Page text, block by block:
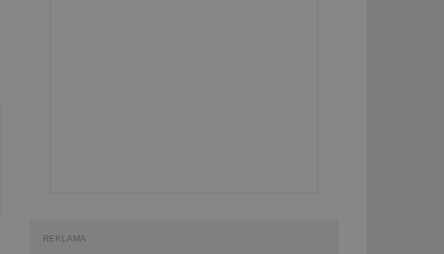
REKLAMA